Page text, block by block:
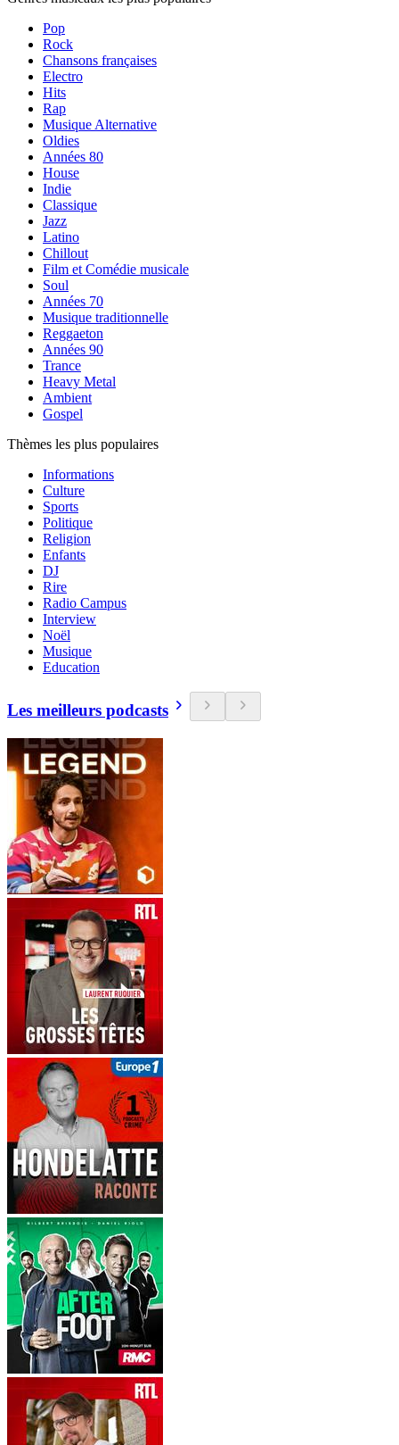
Pop
Rock
Chansons françaises
Electro
Hits
Rap
Musique Alternative
Oldies
Années 80
House
Indie
Classique
Jazz
Latino
Chillout
Film et Comédie musicale
Soul
Années 70
Musique traditionnelle
Reggaeton
Années 90
Trance
Heavy Metal
Ambient
Gospel
Thèmes les plus populaires
Informations
Culture
Sports
Politique
Religion
Enfants
DJ
Rire
Radio Campus
Interview
Noël
Musique
Education
Les meilleurs podcasts